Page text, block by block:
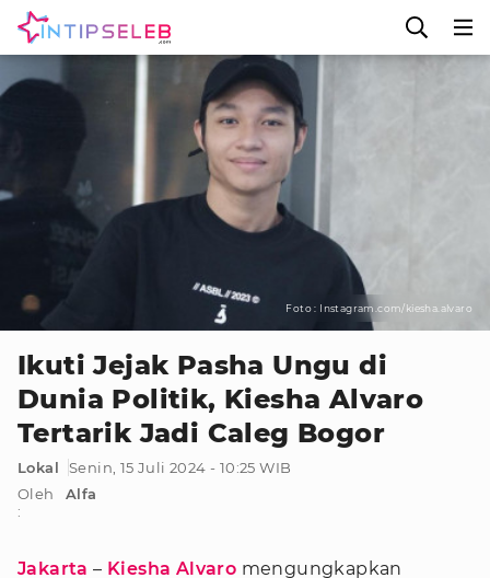
Foto : Instagram.com/kiesha.alvaro
Ikuti Jejak Pasha Ungu di
Dunia Politik, Kiesha Alvaro
Tertarik Jadi Caleg Bogor
Lokal
Senin, 15 Juli 2024 - 10:25 WIB
Oleh
:
Alfa
Jakarta – Kiesha Alvaro mengungkapkan